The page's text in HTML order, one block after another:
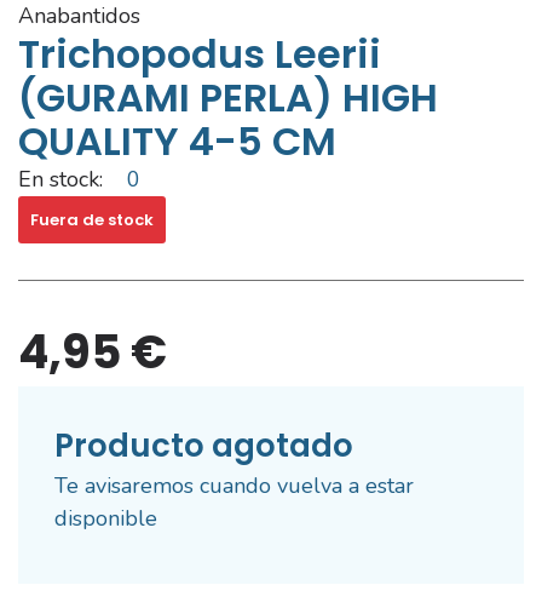
anabantidos
Trichopodus Leerii
(GURAMI PERLA) HIGH
QUALITY 4-5 CM
En stock: 0
Fuera de stock
4,95 €
Producto agotado
Te avisaremos cuando vuelva a estar
disponible